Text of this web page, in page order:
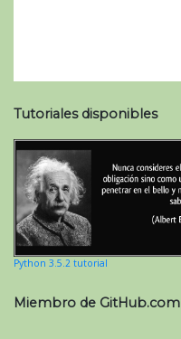
Tutoriales disponibles
Python 3.5.2 tutorial
Miembro de GitHub.com